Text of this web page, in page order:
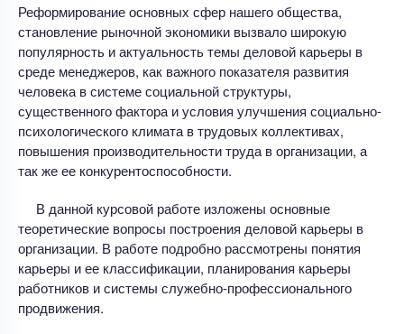
Реформирование основных сфер нашего общества,
становление рыночной экономики вызвало широкую
популярность и актуальность темы деловой карьеры в
среде менеджеров, как важного показателя развития
человека в системе социальной структуры,
существенного фактора и условия улучшения социально-
психологического климата в трудовых коллективах,
повышения производительности труда в организации, а
так же ее конкурентоспособности.
В данной курсовой работе изложены основные
теоретические вопросы построения деловой карьеры в
организации. В работе подробно рассмотрены понятия
карьеры и ее классификации, планирования карьеры
работников и системы служебно-профессионального
продвижения.